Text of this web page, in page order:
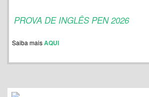
PROVA DE INGLÊS PEN 2026
Saiba maisAQUI